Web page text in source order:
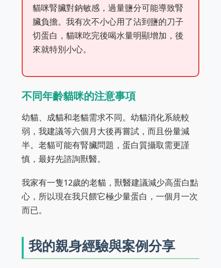
貓咪腎臟對鈉敏感，過量鹽分可能導致腎
臟負擔。我有次不小心用了沾到鹽的刀子
切蛋白，貓咪吃完後喝水量明顯增加，後
來就特別小心。
不同年齡貓咪的注意事項
幼貓、成貓和老貓需求不同。幼貓消化系統較
弱，我建議等六個月大後再嘗試，而且份量減
半。老貓可能有腎臟問題，蛋白質攝取需更謹
慎，最好先諮詢獸醫。
我家有一隻12歲的老貓，獸醫建議減少高蛋白點
心，所以現在我只餵它極少量蛋白，一個月一次
而已。
我的親身經驗與案例分享